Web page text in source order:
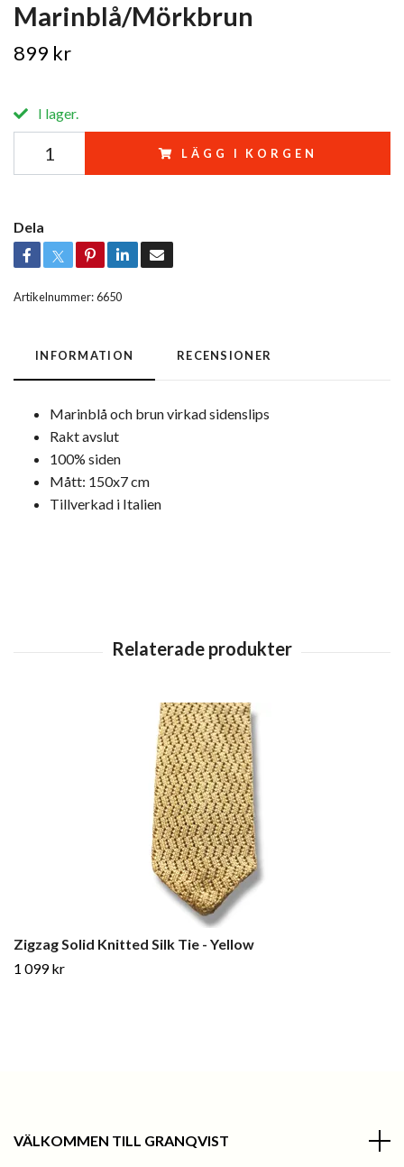
Marinblå/Mörkbrun
899 kr
I lager.
LÄGG I KORGEN
Dela
Artikelnummer:6650
INFORMATION RECENSIONER
Marinblå och brun virkad sidenslips
Rakt avslut
100% siden
Mått: 150x7 cm
Tillverkad i Italien
Zigzag Solid Knitted Silk Tie - Yellow
1 099 kr
VÄLKOMMEN TILL GRANQVIST